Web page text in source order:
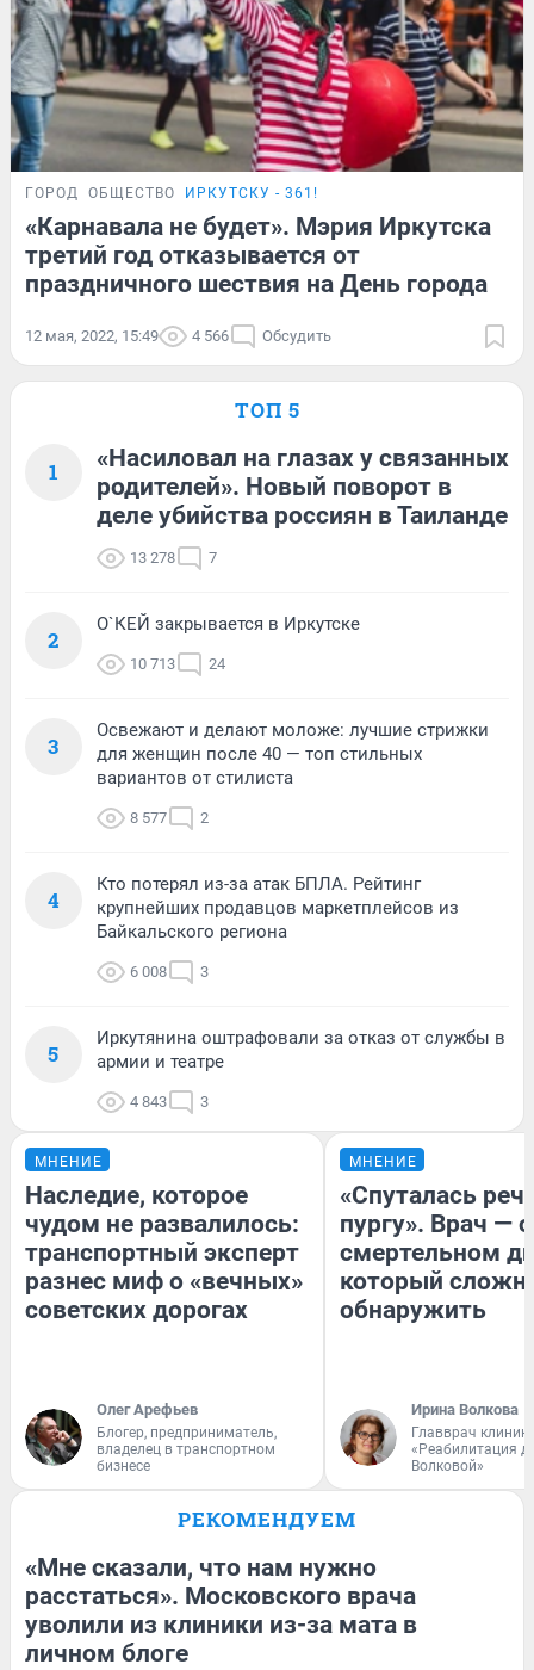
ГОРОД ОБЩЕСТВО ИРКУТСКУ - 361!
«Карнавала не будет». Мэрия Иркутска
третий год отказывается от
праздничного шествия на День города
12 мая, 2022, 15:49 4 566 Обсудить
ТОП 5
1
«Насиловал на глазах у связанных
родителей». Новый поворот в
деле убийства россиян в Таиланде
13 278 7
2
О`КЕЙ закрывается в Иркутске
10 713 24
3
Освежают и делают моложе: лучшие стрижки
для женщин после 40 — топ стильных
вариантов от стилиста
8 577 2
4
Кто потерял из-за атак БПЛА. Рейтинг
крупнейших продавцов маркетплейсов из
Байкальского региона
6 008 3
5
Иркутянина оштрафовали за отказ от службы в
армии и театре
4 843 3
МНЕНИЕ
Наследие, которое
чудом не развалилось:
транспортный эксперт
разнес миф о «вечных»
советских дорогах
Олег Арефьев
Блогер, предприниматель,
владелец в транспортном
бизнесе
МНЕНИЕ
«Спуталась
пургу». Врач — о
смертельном
который
обнаружить
Ирина Волкова
Главврач
«Реабилитация
Волковой»
РЕКОМЕНДУЕМ
«Мне сказали, что нам нужно
расстаться». Московского врача
уволили из клиники из-за мата в
личном блоге